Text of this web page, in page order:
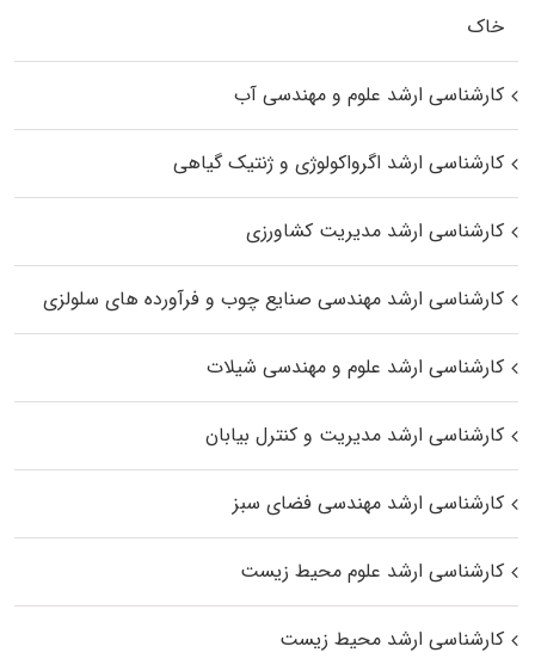
خاک
کارشناسی ارشد علوم و مهندسی آب
کارشناسی ارشد اگرواکولوژی و ژنتیک گیاهی
کارشناسی ارشد مدیریت کشاورزی
کارشناسی ارشد مهندسی صنایع چوب و فرآورده‌ های سلولزی
کارشناسی ارشد علوم و مهندسی شیلات
کارشناسی ارشد مدیریت و کنترل بیابان
کارشناسی ارشد مهندسی فضای سبز
کارشناسی ارشد علوم محیط‌ زیست
کارشناسی ارشد محیط زیست